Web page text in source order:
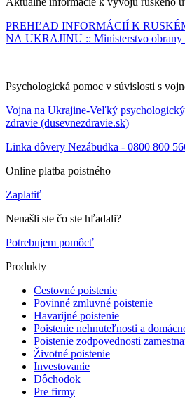
PREHĽAD INFORMÁCIÍ K
NA UKRAJINU :: Ministerstvo obrany
Psychologická pomoc v súvislosti s
Vojna na Ukrajine-Veľký
zdravie (dusevnezdravie.sk)
Linka dôvery Nezábudka - 0800 800
Online platba poistného
Zaplatiť
Nenašli ste čo ste hľadali?
Potrebujem pomôcť
Produkty
Cestovné poistenie
Povinné zmluvné poistenie
Havarijné poistenie
Poistenie nehnuteľnosti a
Poistenie zodpovednosti
Životné poistenie
Investovanie
Dôchodok
Pre firmy